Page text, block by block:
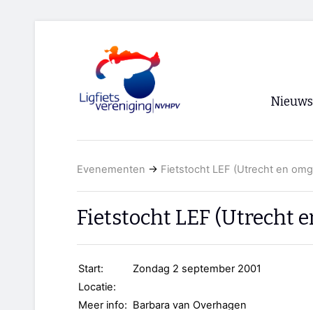
Nieuws
RSS
Evenementen → Fietstocht LEF (Utrecht en
Fietstocht LEF (Utrecht
Start:
Zondag 2 september 2001
Locatie:
Meer info: Barbara van Overhagen